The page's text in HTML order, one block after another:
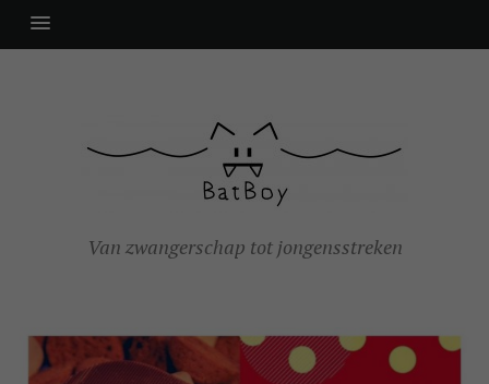
Van zwangerschap tot jongensstreken